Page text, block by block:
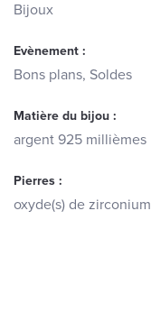
Bijoux
Evènement :
Bons plans, Soldes
Matière du bijou :
argent 925 millièmes
Pierres :
oxyde(s) de zirconium